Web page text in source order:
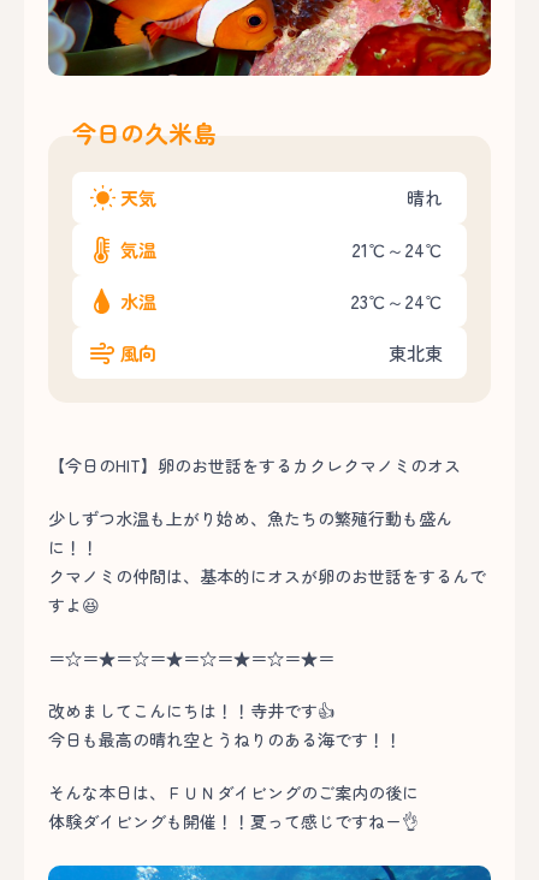
今日の久米島
天気 晴れ
気温 21℃～24℃
水温 23℃～24℃
風向 東北東
【今日のHIT】卵のお世話をするカクレクマノミのオス
少しずつ水温も上がり始め、魚たちの繁殖行動も盛ん
に！！
クマノミの仲間は、基本的にオスが卵のお世話をするんで
すよ😆
＝☆＝★＝☆＝★＝☆＝★＝☆＝★＝
改めましてこんにちは！！寺井です👍
今日も最高の晴れ空とうねりのある海です！！
そんな本日は、ＦＵＮダイビングのご案内の後に
体験ダイビングも開催！！夏って感じですねー👌